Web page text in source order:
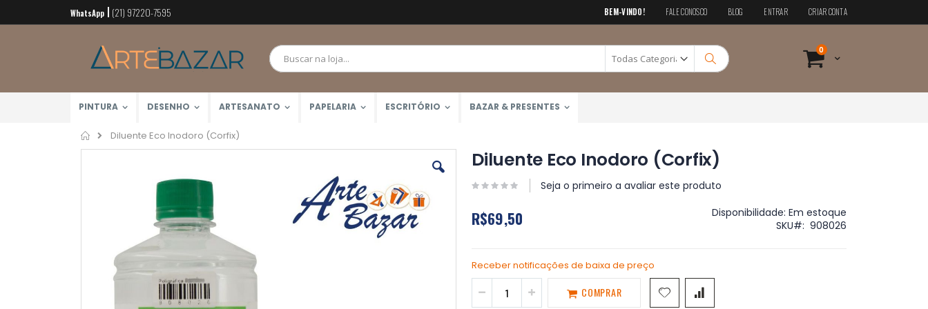
Pular
para
conteúdo
BEM-VINDO! FALE CONOSCO BLOG ENTRAR CRIAR CONTA
Cart
0 itens
Pesquisa
WhatsApp (21) 97220-7595
PINTURA DESENHO ARTESANATO PAPELARIA ESCRITÓRIO BAZAR & PRESENTES
Home
Diluente Eco Inodoro (Corfix)
Pular
Diluente Eco Inodoro (Corfix)
Seja o primeiro a avaliar este produto
R$69,50 Disponibilidade: Em estoque
SKU
908026
Receber notificações de baixa de preço
COMPRAR